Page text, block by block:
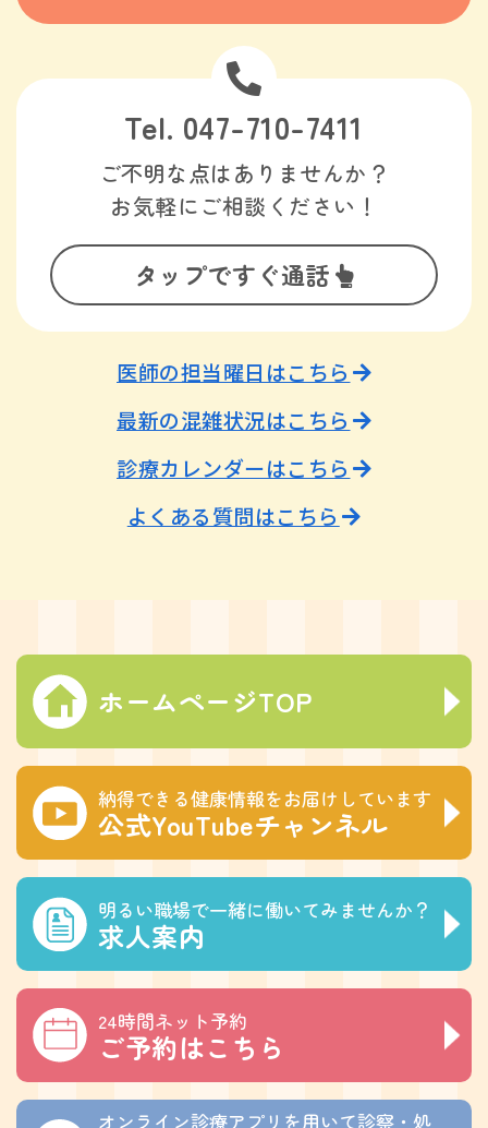
Tel. 047-710-7411
ご不明な点はありませんか？
お気軽にご相談ください！
タップですぐ通話
医師の担当曜日はこちら
最新の混雑状況はこちら
診療カレンダーはこちら
よくある質問はこちら
ホームページTOP
納得できる健康情報をお届けしています
公式YouTubeチャンネル
明るい職場で一緒に働いてみませんか？
求人案内
24時間ネット予約
ご予約はこちら
オンライン診療アプリを用いて診察・処